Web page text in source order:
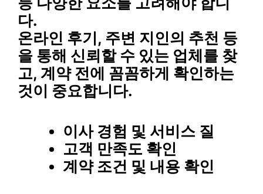
다.
온라인 후기, 주변 지인의 추천 등
을 통해 신뢰할 수 있는 업체를 찾
고, 계약 전에 꼼꼼하게 확인하는
것이 중요합니다.
이사 경험 및 서비스 질
고객 만족도 확인
계약 조건 및 내용 확인